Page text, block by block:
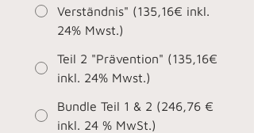
Verständnis" (135,16€ inkl.
24% Mwst.)
Teil 2 "Prävention" (135,16€
inkl. 24% Mwst.)
Bundle Teil 1 & 2 (246,76 €
inkl. 24 % MwSt.)